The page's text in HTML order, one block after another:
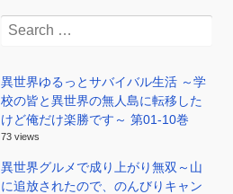
Search
異世界ゆるっとサバイバル生活 ～学
校の皆と異世界の無人島に転移した
けど俺だけ楽勝です～ 第01-10巻
73 views
異世界グルメで成り上がり無双～山
に追放されたので、のんびりキャン